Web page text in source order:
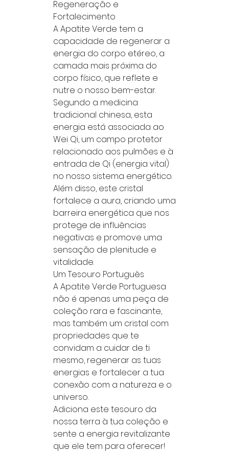
Regeneração e
Fortalecimento
A Apatite Verde tem a
capacidade de regenerar a
energia do corpo etéreo, a
camada mais próxima do
corpo físico, que reflete e
nutre o nosso bem-estar.
Segundo a medicina
tradicional chinesa, esta
energia está associada ao
Wei Qi, um campo protetor
relacionado aos pulmões e à
entrada de Qi (energia vital)
no nosso sistema energético.
Além disso, este cristal
fortalece a aura, criando uma
barreira energética que nos
protege de influências
negativas e promove uma
sensação de plenitude e
vitalidade.
Um Tesouro Português
A Apatite Verde Portuguesa
não é apenas uma peça de
coleção rara e fascinante,
mas também um cristal com
propriedades que te
convidam a cuidar de ti
mesmo, regenerar as tuas
energias e fortalecer a tua
conexão com a natureza e o
universo.
Adiciona este tesouro da
nossa terra à tua coleção e
sente a energia revitalizante
que ele tem para oferecer!